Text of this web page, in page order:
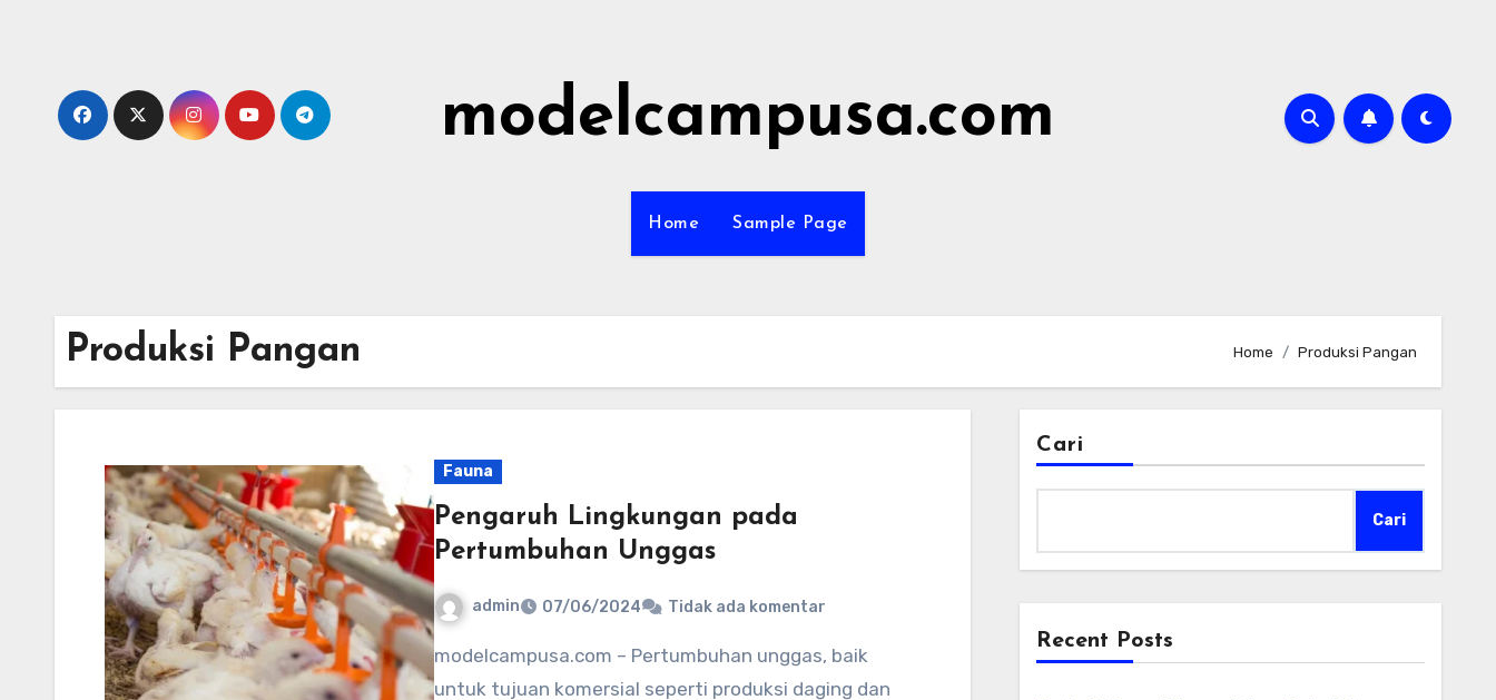
modelcampusa.com
Home Sample Page
Produksi Pangan Home Produksi Pangan
Fauna
Pengaruh Lingkungan pada
Pertumbuhan Unggas
admin 07/06/2024 Tidak ada komentar
modelcampusa.com – Pertumbuhan unggas, baik
untuk tujuan komersial seperti produksi daging dan
Cari
Cari
Recent Posts